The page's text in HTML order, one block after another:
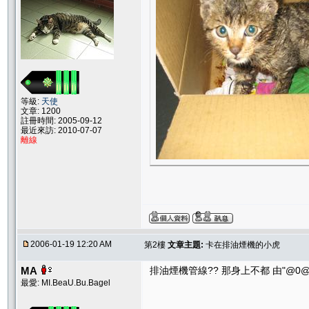
等級: 天使
文章: 1200
註冊時間: 2005-09-12
最近來訪: 2010-07-07
離線
2006-01-19 12:20 AM 第2樓 文章主題: 卡在排油煙機的小虎
MA
最愛: MI.BeaU.Bu.Bagel
排油煙機管線?? 那身上不都 由